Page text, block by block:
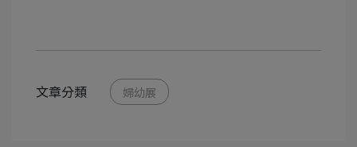
文章分類 婦幼展